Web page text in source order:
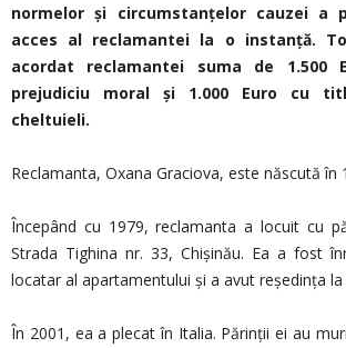
normelor și circumstanțelor cauzei a
acces al reclamantei la o instanță.
acordat reclamantei suma de
prejudiciu moral şi 1.000 Euro cu
cheltuieli.
Reclamanta, Oxana Graciova, este născută în
Începând cu 1979, reclamanta a locuit cu
Strada Tighina nr. 33, Chișinău. Ea a fost
locatar al apartamentului și a avut reședința
În 2001, ea a plecat în Italia. Părinții ei au